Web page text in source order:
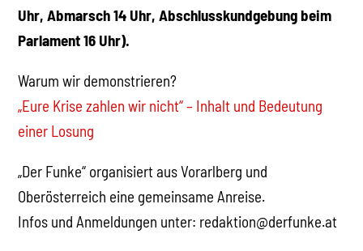
Uhr, Abmarsch 14 Uhr, Abschlusskundgebung beim
Parlament 16 Uhr).
Warum wir demonstrieren?
„Eure Krise zahlen wir nicht“ – Inhalt und Bedeutung
einer Losung
„Der Funke“ organisiert aus Vorarlberg und
Oberösterreich eine gemeinsame Anreise.
Infos und Anmeldungen unter: redaktion@derfunke.at